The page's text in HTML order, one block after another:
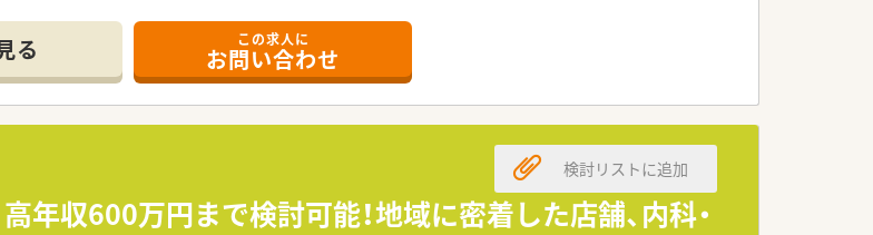
消化器科など多岐にわたる科目を応需している調剤薬局です。
ており、医薬品の採用品目数は約1200品目にも及びます。
3名が在籍しており、地域医療への貢献に努めております。
のふれあいや思いやりの心を何よりも大切にしている法人です。
て、常に身近な存在であり続けることを目標に掲げております。
おり、日々の業務を通じて地域社会へ貢献し続けております。
る この求人に
お問い合わせ
年収600万円まで検討可能！地域に密着した店舗、内科・
検討リストに追加